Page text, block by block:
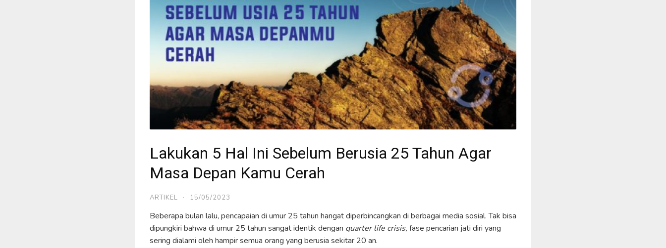
Lakukan 5 Hal Ini Sebelum Berusia 25 Tahun Agar
Masa Depan Kamu Cerah
ARTIKEL · 15/05/2023
Beberapa bulan lalu, pencapaian di umur 25 tahun hangat diperbincangkan di berbagai media sosial. Tak bisa
dipungkiri bahwa di umur 25 tahun sangat identik dengan quarter life crisis, fase pencarian jati diri yang
sering dialami oleh hampir semua orang yang berusia sekitar 20 an.